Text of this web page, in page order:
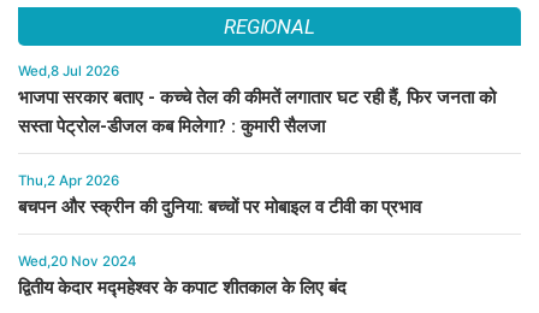
REGIONAL
Wed,8 Jul 2026
भाजपा सरकार बताए - कच्चे तेल की कीमतें लगातार घट रही हैं, फिर जनता को
सस्ता पेट्रोल-डीजल कब मिलेगा? : कुमारी सैलजा
Thu,2 Apr 2026
बचपन और स्क्रीन की दुनिया: बच्चों पर मोबाइल व टीवी का प्रभाव
Wed,20 Nov 2024
द्वितीय केदार मद्महेश्वर के कपाट शीतकाल के लिए बंद